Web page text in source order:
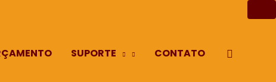
SUPORTE CONTATO